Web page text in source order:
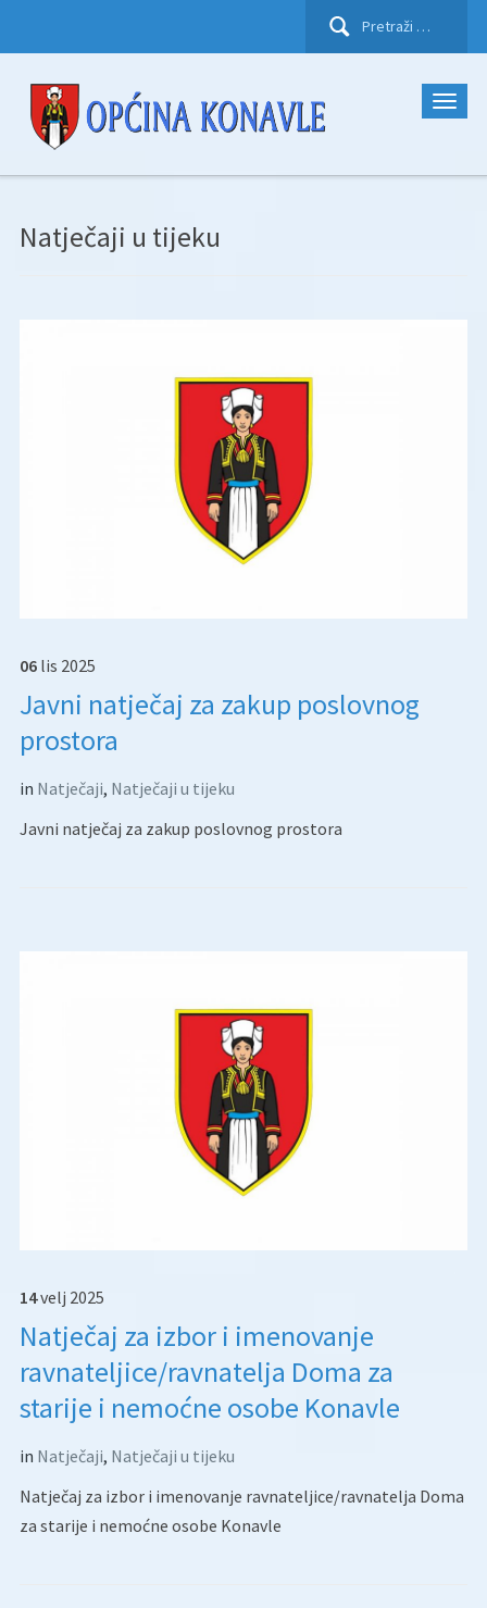
Pretraži:
Natječaji u tijeku
06 lis 2025
Javni natječaj za zakup poslovnog
prostora
in Natječaji, Natječaji u tijeku
Javni natječaj za zakup poslovnog prostora
14velj 2025
Natječaj za izbor i imenovanje
ravnateljice/ravnatelja Doma za
starije i nemoćne osobe Konavle
in Natječaji, Natječaji u tijeku
Natječaj za izbor i imenovanje ravnateljice/ravnatelja Doma
za starije i nemoćne osobe Konavle